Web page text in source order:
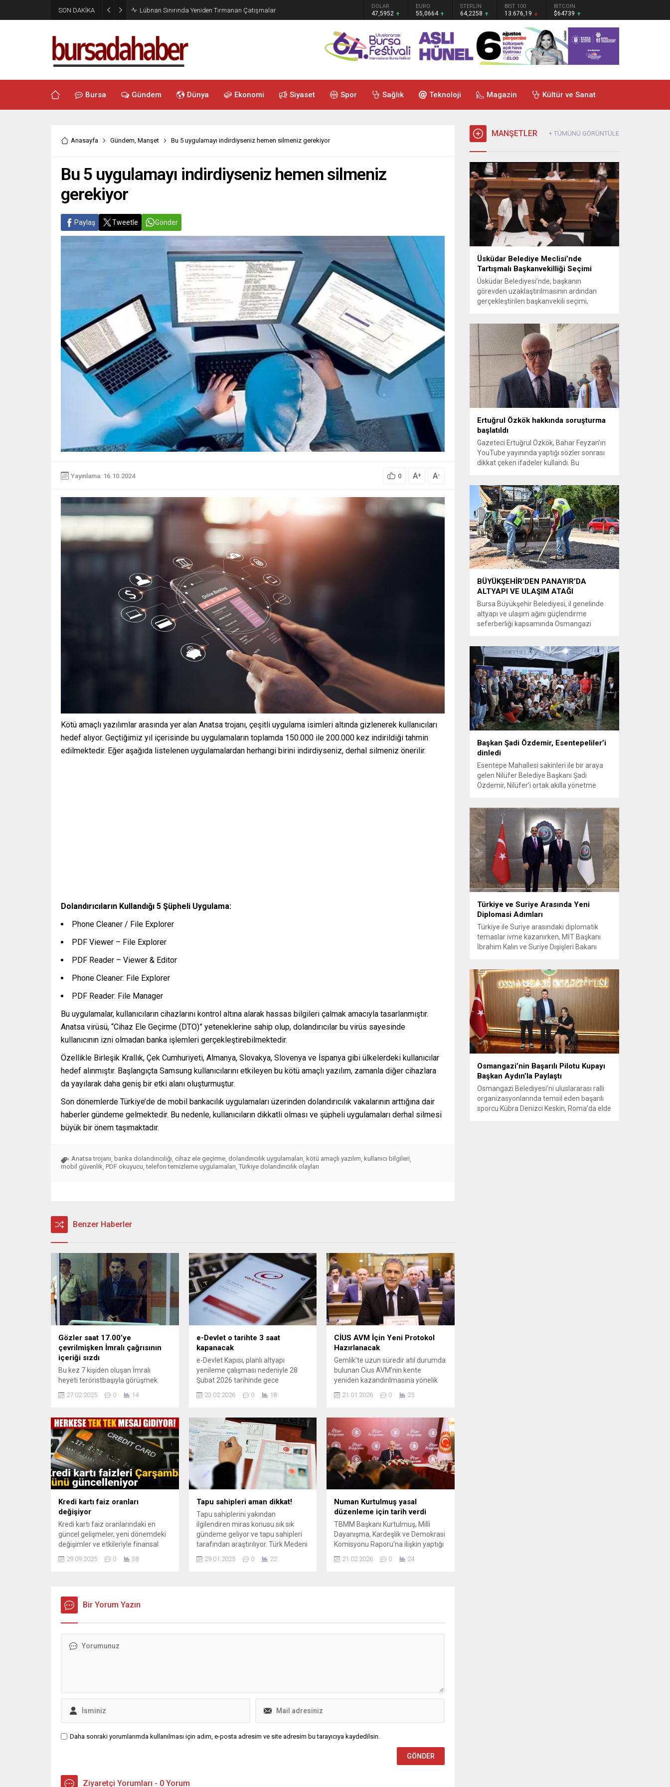
SON DAKİKA Lübnan Sınırında Yeniden Tırmanan Çatışmalar DOLAR
47,5952
EURO
55,0664
STERLİN
64,2258
BIST 100
13.676,19
BITCOIN
$64739
Bursa Gündem Dünya Ekonomi Siyaset Spor Sağlık Teknoloji Magazin Kültür ve Sanat
Anasayfa Gündem, Manşet Bu 5 uygulamayı indirdiyseniz hemen silmeniz gerekiyor
Bu 5 uygulamayı indirdiyseniz hemen silmeniz
gerekiyor
Paylaş Tweetle Gönder
Yayınlama: 16.10.2024 0 A+ A-
Kötü amaçlı yazılımlar arasında yer alan Anatsa trojanı, çeşitli uygulama isimleri altında gizlenerek kullanıcıları
hedef alıyor. Geçtiğimiz yıl içerisinde bu uygulamaların toplamda 150.000 ile 200.000 kez indirildiği tahmin
edilmektedir. Eğer aşağıda listelenen uygulamalardan herhangi birini indirdiyseniz, derhal silmeniz önerilir.
Dolandırıcıların Kullandığı 5 Şüpheli Uygulama:
Phone Cleaner / File Explorer
PDF Viewer – File Explorer
PDF Reader – Viewer & Editor
Phone Cleaner: File Explorer
PDF Reader: File Manager
Bu uygulamalar, kullanıcıların cihazlarını kontrol altına alarak hassas bilgileri çalmak amacıyla tasarlanmıştır.
Anatsa virüsü, “Cihaz Ele Geçirme (DTO)” yeteneklerine sahip olup, dolandırıcılar bu virüs sayesinde
kullanıcının izni olmadan banka işlemleri gerçekleştirebilmektedir.
Özellikle Birleşik Krallık, Çek Cumhuriyeti, Almanya, Slovakya, Slovenya ve İspanya gibi ülkelerdeki kullanıcılar
hedef alınmıştır. Başlangıçta Samsung kullanıcılarını etkileyen bu kötü amaçlı yazılım, zamanla diğer cihazlara
da yayılarak daha geniş bir etki alanı oluşturmuştur.
Son dönemlerde Türkiye’de de mobil bankacılık uygulamaları üzerinden dolandırıcılık vakalarının arttığına dair
haberler gündeme gelmektedir. Bu nedenle, kullanıcıların dikkatli olması ve şüpheli uygulamaları derhal silmesi
büyük bir önem taşımaktadır.
Anatsa trojanı, banka dolandırıcılığı, cihaz ele geçirme, dolandırıcılık uygulamaları, kötü amaçlı yazılım, kullanıcı bilgileri,
mobil güvenlik, PDF okuyucu,telefon temizleme uygulamaları, Türkiye dolandırıcılık olayları
Benzer Haberler
Gözler saat 17.00’ye
çevrilmişken İmralı çağrısının
içeriği sızdı
Bu kez 7 kişiden oluşan İmralı
heyeti teröristbaşıyla görüşmek
ve Diyarbakır'da çağrı için hazırlıklar
27.02.2025 0 14
e-Devlet o tarihte 3 saat
kapanacak
e-Devlet Kapısı, planlı altyapı
yenileme çalışması nedeniyle 28
Şubat 2026 tarihinde gece
uğrayacak. Çalışma süresince
sorunu yaşayabilecek.
23.02.2026 0 18
CİUS AVM İçin Yeni Protokol
Hazırlanacak
Gemlik’te uzun süredir atıl durumda
bulunan Cius AVM’nin kente
yeniden kazandırılmasına yönelik
Büyükşehir Belediyesi ile Gemlik
gençlik, kültür, sanat, kütüphane ve
spor alanlarını kapsayan çok amaçlı
bir merkez olarak
değerlendirilmesine yönelik iş birliği
protokolünün yapılması, Bursa
Büyükşehir Belediye Meclisi’nde oy
birliğiyle...
21.01.2026 0 25
Kredi kartı faiz oranları
değişiyor
Kredi kartı faiz oranlarındaki en
güncel gelişmeler, yeni dönemdeki
değişimler ve etkileriyle finansal
burada.
29.09.2025 0 38
Tapu sahipleri aman dikkat!
Tapu sahiplerini yakından
ilgilendiren miras konusu sık sık
gündeme geliyor ve tapu sahipleri
tarafından araştırılıyor. Türk Medeni
etmesinden sonra mal varlıklarının
bulunmaktadır.
29.01.2025 0 22
Numan Kurtulmuş yasal
düzenleme için tarih verdi
TBMM Başkanı Kurtulmuş, Milli
Dayanışma, Kardeşlik ve Demokrasi
Komisyonu Raporu'na ilişkin yaptığı
yasal düzenlemelerin gündeme
21.02.2026 0 24
Bir Yorum Yazın
Daha sonraki yorumlarımda kullanılması için adım, e-posta adresim ve site adresim bu tarayıcıya kaydedilsin.
Ziyaretçi Yorumları - 0 Yorum
MANŞETLER + TÜMÜNÜ GÖRÜNTÜLE
Üsküdar Belediye Meclisi’nde
Tartışmalı Başkanvekilliği Seçimi
Üsküdar Belediyesi’nde, başkanın
görevden uzaklaştırılmasının ardından
gerçekleştirilen başkanvekili seçimi,
oylamada usul ve gizlilikle ilgili ciddi iddialar
ortaya atıldı; bazı oyların geçersiz
sayılması ve meclis içindeki yönlendirmeler
kamuoyunda tepkilere yol açtı. Seçim
sürecinde yaşanan gelişmeler, parti
grupları arasındaki gerilimi artırdı. CHP’nin...
Ertuğrul Özkök hakkında soruşturma
başlatıldı
Gazeteci Ertuğrul Özkök, Bahar Feyzan’ın
YouTube yayınında yaptığı sözler sonrası
dikkat çeken ifadeler kullandı. Bu
‘Cumhurbaşkanına hakaret’ suçundan
re’sen soruşturma başlatıldı. Özkök,
hakkındaki soruşturma kapsamında
Çağlayan’daki İstanbul Adalet Sarayı’na
giderek savcılığa ifade verdi. İfadesinin
ardından adliyeden ayrıldığı bildirildi.
Programdaki sözleri ve savunması...
BÜYÜKŞEHİR’DEN PANAYIR’DA
ALTYAPI VE ULAŞIM ATAĞI
Bursa Büyükşehir Belediyesi, il genelinde
altyapı ve ulaşım ağını güçlendirme
seferberliği kapsamında Osmangazi
Büyükşehir Belediyesi, BUSKİ Genel
Müdürlüğü ve Ulaşım Dairesi Başkanlığı
koordinasyonuyla Osmangazi ilçesine bağlı
Panayır Mahallesi 3’üncü Pınar
Caddesi’nde altyapı ve üstyapıyı yenileme
çalışmalarında sona yaklaştı. Bölgenin en...
Başkan Şadi Özdemir, Esentepeliler’i
dinledi
Esentepe Mahallesi sakinleri ile bir araya
gelen Nilüfer Belediye Başkanı Şadi
Özdemir, Nilüfer’i ortak akılla yönetme
sorunların üstesinden gelmeye çalıştıklarını
vurguladı. Nilüfer Belediyesi tarafından
mahallelerin ihtiyaçlarını yerinde tespit
edip, çözüm oluşturmak amacıyla
başlatılan “Şadi Başkan’la Akşam Çayı”
buluşmaları, sıcak havaya rağmen...
Türkiye ve Suriye Arasında Yeni
Diplomasi Adımları
Türkiye ile Suriye arasındaki diplomatik
temaslar ivme kazanırken, MİT Başkanı
İbrahim Kalın ve Suriye Dışişleri Bakanı
birliği imkanları ve bölgesel istikrar konuları
detaylı şekilde ele alındı. Taraflar, komşu
ülkelerle ilişkilerin güçlendirilmesinin
gerekliliği üzerinde mutabık kaldı; ayrıca
Suriye-Lübnan ilişkilerine...
Osmangazi’nin Başarılı Pilotu Kupayı
Başkan Aydın’la Paylaştı
Osmangazi Belediyesi’ni uluslararası ralli
organizasyonlarında temsil eden başarılı
sporcu Kübra Denizci Keskin, Roma’da elde